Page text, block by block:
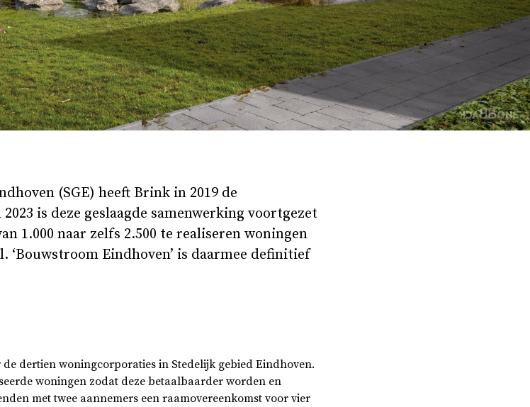
(SGE) heeft Brink in 2019 de
is deze geslaagde samenwerking voortgezet
1.000 naar zelfs 2.500 te realiseren woningen
‘Bouwstroom Eindhoven’ is daarmee definitief
dertien woningcorporaties in Stedelijk gebied Eindhoven.
woningen zodat deze betaalbaarder worden en
met twee aannemers een raamovereenkomst voor vier